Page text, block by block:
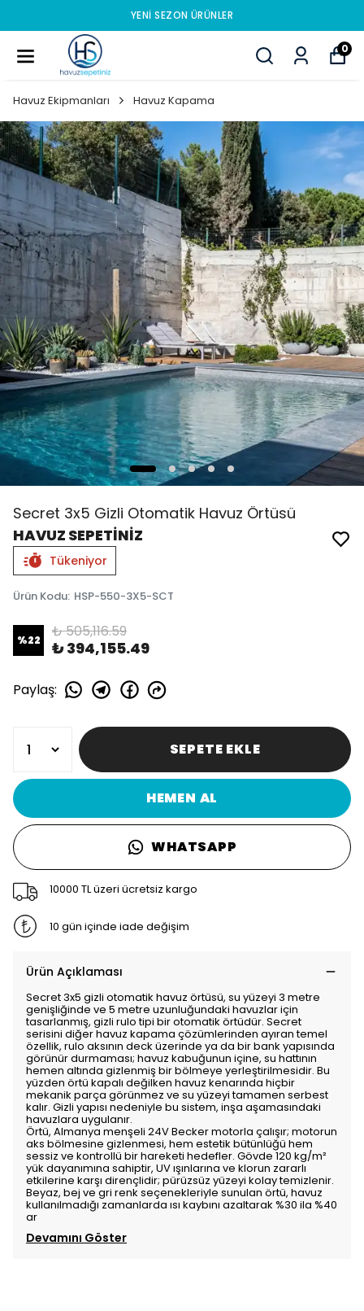
YENI SEZON ÜRÜNLER
0
Havuz Ekipmanları Havuz Kapama
Secret 3x5 Gizli Otomatik Havuz Örtüsü
HAVUZ SEPETİNİZ
Tükeniyor
Ürün Kodu: HSP-550-3X5-SCT
%22 ₺ 505,116.59
₺ 394,155.49
Paylaş:
SEPETE EKLE
HEMEN AL
WHATSAPP
10000 TL üzeri ücretsiz kargo
10 gün içinde iade değişim
Ürün Açıklaması
Secret 3x5 gizli otomatik havuz örtüsü, su yüzeyi 3 metre
genişliğinde ve 5 metre uzunluğundaki havuzlar için
tasarlanmış, gizli rulo tipi bir otomatik örtüdür. Secret
serisini diğer havuz kapama çözümlerinden ayıran temel
özellik, rulo aksının deck üzerinde ya da bir bank yapısında
görünür durmaması; havuz kabuğunun içine, su hattının
hemen altında gizlenmiş bir bölmeye yerleştirilmesidir. Bu
yüzden örtü kapalı değilken havuz kenarında hiçbir
mekanik parça görünmez ve su yüzeyi tamamen serbest
kalır. Gizli yapısı nedeniyle bu sistem, inşa aşamasındaki
havuzlara uygulanır.
Örtü, Almanya menşeli 24V Becker motorla çalışır; motorun
aks bölmesine gizlenmesi, hem estetik bütünlüğü hem
sessiz ve kontrollü bir hareketi hedefler. Gövde 120 kg/m²
yük dayanımına sahiptir, UV ışınlarına ve klorun zararlı
etkilerine karşı dirençlidir; pürüzsüz yüzeyi kolay temizlenir.
Beyaz, bej ve gri renk seçenekleriyle sunulan örtü, havuz
kullanılmadığı zamanlarda ısı kaybını azaltarak %30 ila %40
ar
Devamını Göster